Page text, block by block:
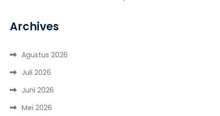
Archives
Agustus 2026
Juli 2026
Juni 2026
Mei 2026